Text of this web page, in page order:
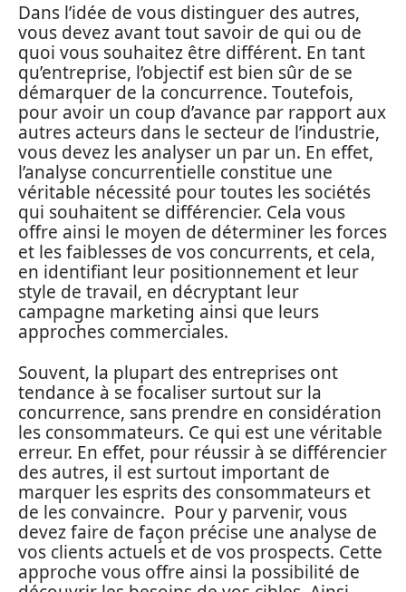
Dans l’idée de vous distinguer des autres,
vous devez avant tout savoir de qui ou de
quoi vous souhaitez être différent. En tant
qu’entreprise, l’objectif est bien sûr de se
démarquer de la concurrence. Toutefois,
pour avoir un coup d’avance par rapport aux
autres acteurs dans le secteur de l’industrie,
vous devez les analyser un par un. En effet,
l’analyse concurrentielle constitue une
véritable nécessité pour toutes les sociétés
qui souhaitent se différencier. Cela vous
offre ainsi le moyen de déterminer les forces
et les faiblesses de vos concurrents, et cela,
en identifiant leur positionnement et leur
style de travail, en décryptant leur
campagne marketing ainsi que leurs
approches commerciales.
Souvent, la plupart des entreprises ont
tendance à se focaliser surtout sur la
concurrence, sans prendre en considération
les consommateurs. Ce qui est une véritable
erreur. En effet, pour réussir à se différencier
des autres, il est surtout important de
marquer les esprits des consommateurs et
de les convaincre. Pour y parvenir, vous
devez faire de façon précise une analyse de
vos clients actuels et de vos prospects. Cette
approche vous offre ainsi la possibilité de